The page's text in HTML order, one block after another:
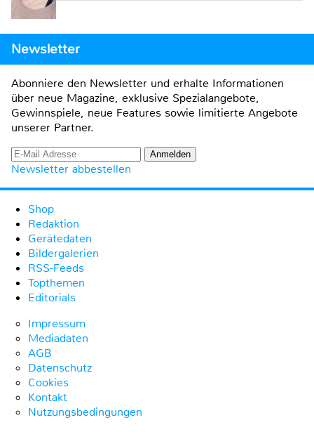
Newsletter
Abonniere den Newsletter und erhalte Informationen
über neue Magazine, exklusive Spezialangebote,
Gewinnspiele, neue Features sowie limitierte Angebote
unserer Partner.
Newsletter abbestellen
Shop
Redaktion
Gerätedaten
Bildergalerien
RSS-Feeds
Topthemen
Editorials
Impressum
Mediadaten
AGB
Datenschutz
Cookies
Kontakt
Nutzungsbedingungen